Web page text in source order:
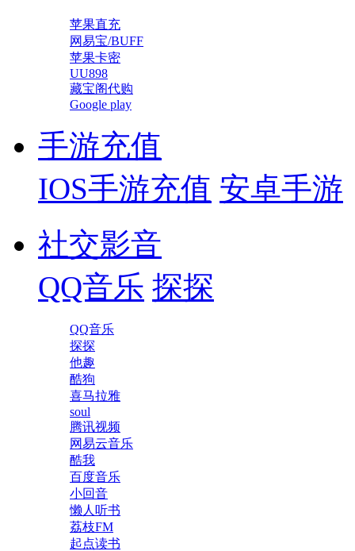
苹果直充
网易宝/BUFF
苹果卡密
UU898
藏宝阁代购
Google play
手游充值
IOS手游充值 安卓手游
社交影音
QQ音乐 探探
QQ音乐
探探
他趣
酷狗
喜马拉雅
soul
腾讯视频
网易云音乐
酷我
百度音乐
小回音
懒人听书
荔枝FM
起点读书